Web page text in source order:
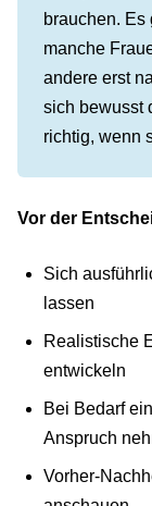
brauchen.
manche
andere erst
sich bewusst
richtig, wenn
Vor der
Sich
lassen
Realistische
entwickeln
Bei Bedarf
Anspruch
Vorher-